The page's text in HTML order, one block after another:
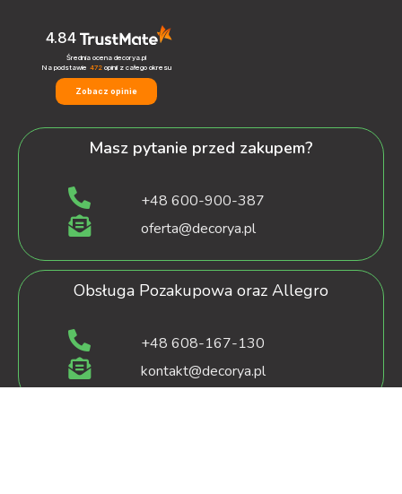
4.84
Średnia ocena decorya.pl
Na podstawie 472opinii z całego okresu
Zobacz opinie
Masz pytanie przed zakupem?
+48 600-900-387
oferta@decorya.pl
Obsługa Pozakupowa oraz Allegro
+48 608-167-130
kontakt@decorya.pl